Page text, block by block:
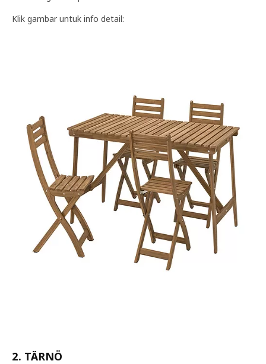
Klik gambar untuk info detail:
2. TÄRNÖ